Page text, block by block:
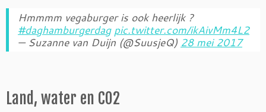
Hmmmm vegaburger is ook heerlijk ?
#daghamburgerdag pic.twitter.com/ikAivMm4L2
— Suzanne van Duijn (@SuusjeQ) 28 mei 2017
Land, water en CO2